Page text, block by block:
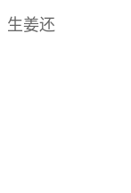
生姜还